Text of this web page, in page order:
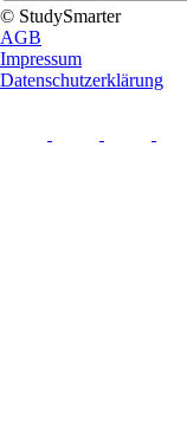
© StudySmarter
AGB
Impressum
Datenschutzerklärung